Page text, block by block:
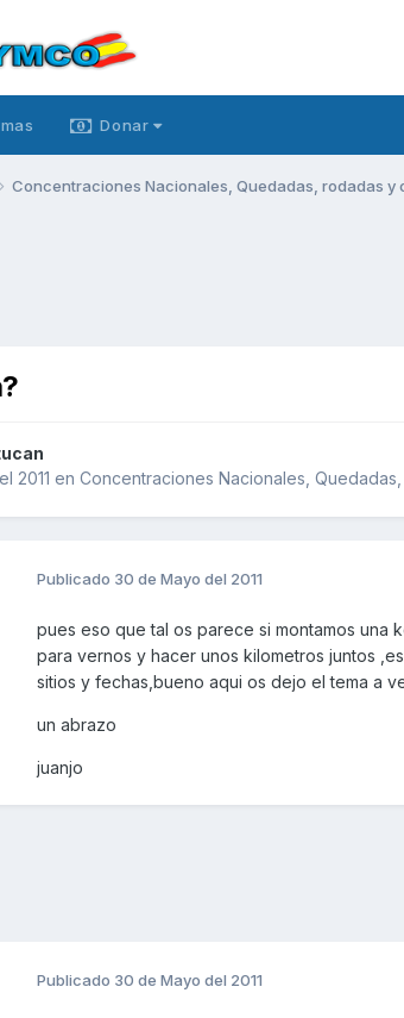
Donar
Concentraciones Nacionales, Quedadas, rodadas y
2011 en Concentraciones Nacionales,
Publicado 30 de Mayo del 2011
pues eso que tal os parece si montamos una
para vernos y hacer unos kilometros juntos
sitios y fechas,bueno aqui os dejo el tema a
un abrazo
juanjo
Publicado 30 de Mayo del 2011